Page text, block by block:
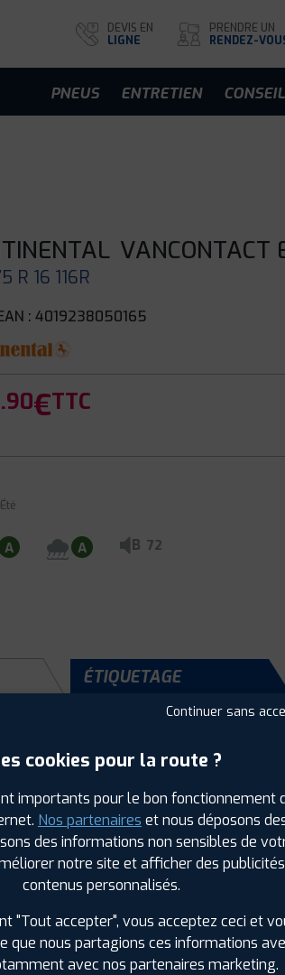
DEVIS EN
LIGNE
PRENDRE UN
RENDEZ-
PNEUS ENTRETIEN
VANCONTACT
R 16 116R
: 4019238050165
.90€TTC
Été
A A B 72
ÉTIQUETAGE
externe : 72
au roulement :
sol mouillé : A
Continuer sans
cookies pour la route ?
importants pour le bon fonctionnement
Nos partenaires et nous déposons
des informations non sensibles de
notre site et afficher des
contenus personnalisés.
"Tout accepter", vous acceptez ceci et
que nous partagions ces informations
avec nos partenaires marketing.